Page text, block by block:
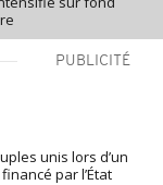
PUBLICITÉ
unis lors d’un
par l’État